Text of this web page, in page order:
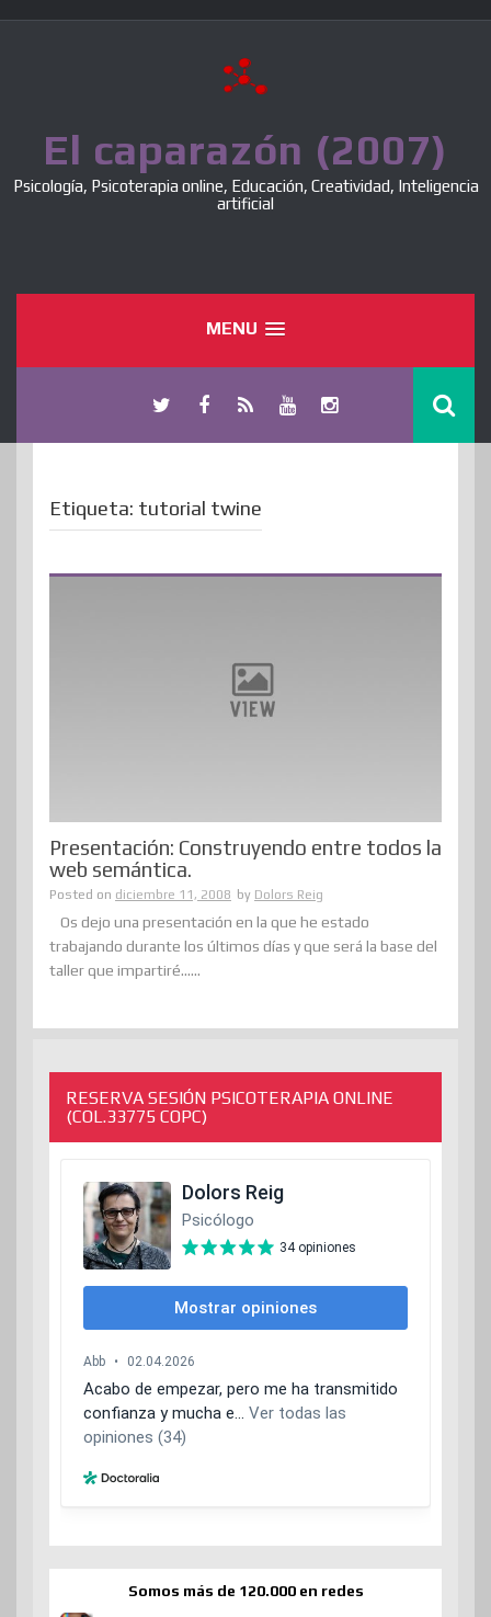
El caparazón (2007)
Psicología, Psicoterapia online, Educación, Creatividad, Inteligencia
artificial
MENU
Etiqueta: tutorial twine
Presentación: Construyendo entre todos la
web semántica.
Posted on diciembre 11, 2008 by Dolors Reig
Os dejo una presentación en la que he estado
trabajando durante los últimos días y que será la base del
taller que impartiré......
RESERVA SESIÓN PSICOTERAPIA ONLINE
(COL.33775 COPC)
Somos más de 120.000 en redes